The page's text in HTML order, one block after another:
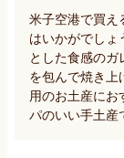
米子空港で買え
はいかがでしょ
とした食感のガ
を包んで焼き上
用のお土産にお
パのいい手土産